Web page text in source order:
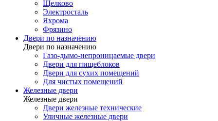
Щелково
Электросталь
Яхрома
Фрязино
Двери по назначению
Двери по назначению
Газо-дымо-непроницаемые двери
Двери для пищеблоков
Двери для сухих помещений
Для чистых помещений
Железные двери
Железные двери
Двери железные технические
Уличные железные двери